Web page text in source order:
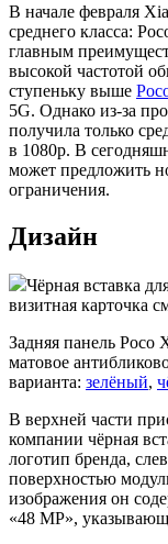
В начале февраля
среднего класса:
главным
высокой частотой
ступеньку выше
5G. Однако из-за
получила только
в 1080р. В
может предложить
ограничения.
Дизайн
Чёрная вставка
визитная карточка
Задняя панель Poco
матовое
варианта: зелёный,
В верхней части
компании чёрная
логотип бренда,
поверхностью
изображения он
«48 MP»,